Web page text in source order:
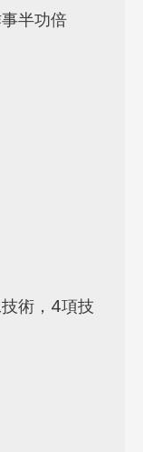
半功倍
術，4項技